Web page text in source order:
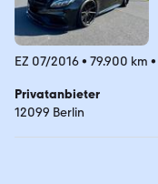
EZ 07/2016• 79.900 km •
Privatanbieter
12099 Berlin